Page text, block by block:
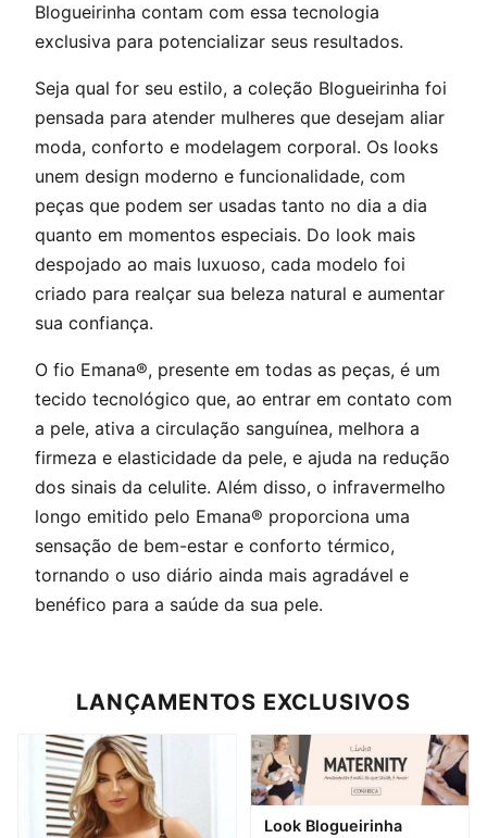
Blogueirinha contam com essa tecnologia
exclusiva para potencializar seus resultados.
Seja qual for seu estilo, a coleção Blogueirinha foi
pensada para atender mulheres que desejam aliar
moda, conforto e modelagem corporal. Os looks
unem design moderno e funcionalidade, com
peças que podem ser usadas tanto no dia a dia
quanto em momentos especiais. Do look mais
despojado ao mais luxuoso, cada modelo foi
criado para realçar sua beleza natural e aumentar
sua confiança.
O fio Emana®, presente em todas as peças, é um
tecido tecnológico que, ao entrar em contato com
a pele, ativa a circulação sanguínea, melhora a
firmeza e elasticidade da pele, e ajuda na redução
dos sinais da celulite. Além disso, o infravermelho
longo emitido pelo Emana® proporciona uma
sensação de bem-estar e conforto térmico,
tornando o uso diário ainda mais agradável e
benéfico para a saúde da sua pele.
LANÇAMENTOS EXCLUSIVOS
Look Blogueirinha